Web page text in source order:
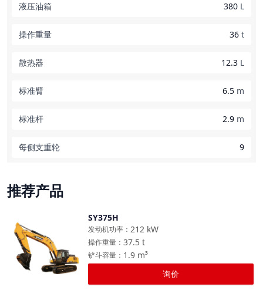
液压油箱 380 L
操作重量 36 t
散热器 12.3 L
标准臂 6.5 m
标准杆 2.9 m
每侧支重轮 9
推荐产品
SY375H
212 kW
发动机功率 ：
37.5 t
操作重量 ：
1.9 m³
铲斗容量 ：
询价